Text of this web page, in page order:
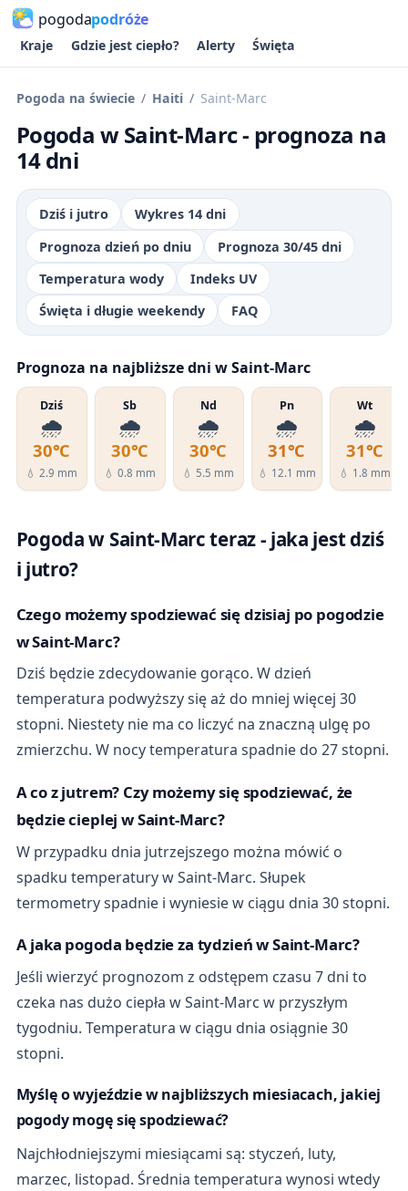
pogodapodróże
Kraje Gdzie jest ciepło? Alerty Święta
Pogoda na świecie Haiti Saint-Marc
Pogoda w Saint-Marc - prognoza na
14 dni
Dziś i jutro
Wykres 14 dni
Prognoza dzień po dniu
Prognoza 30/45 dni
Temperatura wody
Indeks UV
Święta i długie weekendy
FAQ
Prognoza na najbliższe dni w Saint-Marc
Dziś
🌧️
30℃
💧 2.9 mm
Sb
🌧️
30℃
💧 0.8 mm
Nd
🌧️
30℃
💧 5.5 mm
Pn
🌧️
31℃
💧 12.1 mm
Wt
🌧️
31℃
💧 1.8 mm
Pogoda w Saint-Marc teraz - jaka jest dziś
i jutro?
Czego możemy spodziewać się dzisiaj po pogodzie
w Saint-Marc?
Dziś będzie zdecydowanie gorąco. W dzień
temperatura podwyższy się aż do mniej więcej 30
stopni. Niestety nie ma co liczyć na znaczną ulgę po
zmierzchu. W nocy temperatura spadnie do 27 stopni.
A co z jutrem? Czy możemy się spodziewać, że
będzie cieplej w Saint-Marc?
W przypadku dnia jutrzejszego można mówić o
spadku temperatury w Saint-Marc. Słupek
termometry spadnie i wyniesie w ciągu dnia 30 stopni.
A jaka pogoda będzie za tydzień w Saint-Marc?
Jeśli wierzyć prognozom z odstępem czasu 7 dni to
czeka nas dużo ciepła w Saint-Marc w przyszłym
tygodniu. Temperatura w ciągu dnia osiągnie 30
stopni.
Myślę o wyjeździe w najbliższych miesiacach, jakiej
pogody mogę się spodziewać?
Najchłodniejszymi miesiącami są: styczeń, luty,
marzec, listopad. Średnia temperatura wynosi wtedy